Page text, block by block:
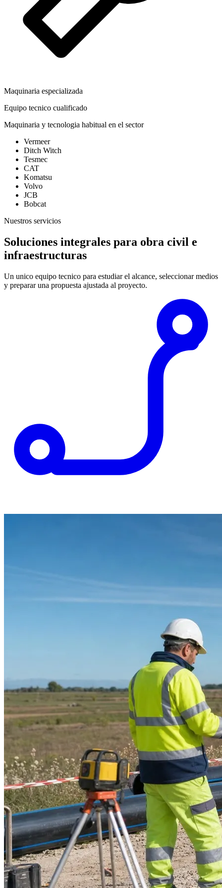
Maquinaria especializada
Equipo tecnico cualificado
Maquinaria y tecnologia habitual en el sector
Vermeer
Ditch Witch
Tesmec
CAT
Komatsu
Volvo
JCB
Bobcat
Nuestros servicios
Soluciones integrales para obra civil e
infraestructuras
Un unico equipo tecnico para estudiar el alcance, seleccionar medios
y preparar una propuesta ajustada al proyecto.